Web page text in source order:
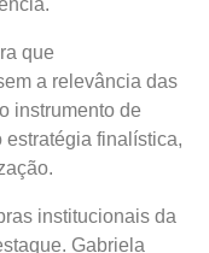
que
a relevância das
instrumento de
finalística,
institucionais da
Gabriela